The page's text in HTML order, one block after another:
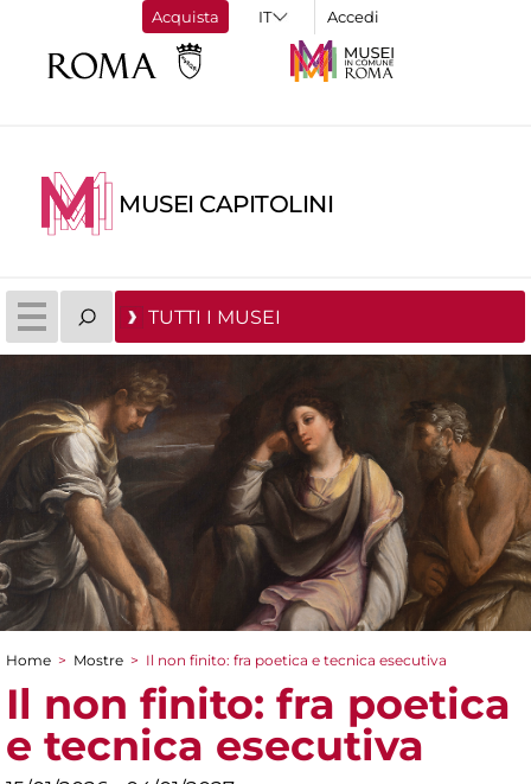
Acquista Accedi
MUSEI CAPITOLINI
TUTTI I MUSEI
Tu sei qui
Home > Mostre > Il non finito: fra poetica e tecnica esecutiva
Il non finito: fra poetica
e tecnica esecutiva